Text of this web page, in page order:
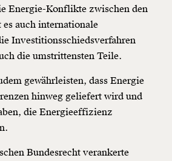
Energie-Konflikte zwischen den
es auch internationale
Investitionsschiedsverfahren
die umstrittensten Teile.
gewährleisten, dass Energie
hinweg geliefert wird und
die Energieeffizienz
Bundesrecht verankerte